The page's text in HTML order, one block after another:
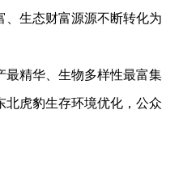
、生态财富源源不断转化为
最精华、生物多样性最富集
北虎豹生存环境优化，公众